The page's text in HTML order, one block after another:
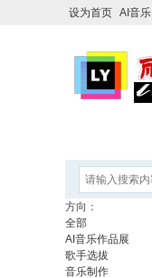
设为首页 AI音乐
方向：
全部
AI音乐作品展
歌手选拔
音乐制作